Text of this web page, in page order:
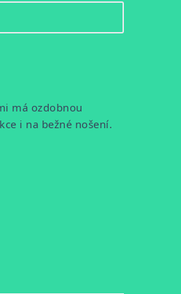
má ozdobnou
i na bežné nošení.